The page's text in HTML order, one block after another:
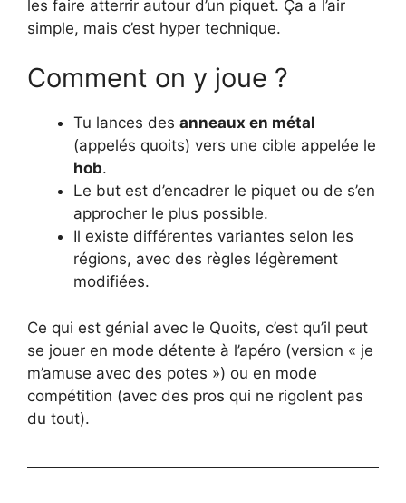
les faire atterrir autour d’un piquet. Ça a l’air
simple, mais c’est hyper technique.
Comment on y joue ?
Tu lances des anneaux en métal
(appelés quoits) vers une cible appelée le
hob.
Le but est d’encadrer le piquet ou de s’en
approcher le plus possible.
Il existe différentes variantes selon les
régions, avec des règles légèrement
modifiées.
Ce qui est génial avec le Quoits, c’est qu’il peut
se jouer en mode détente à l’apéro (version « je
m’amuse avec des potes ») ou en mode
compétition (avec des pros qui ne rigolent pas
du tout).